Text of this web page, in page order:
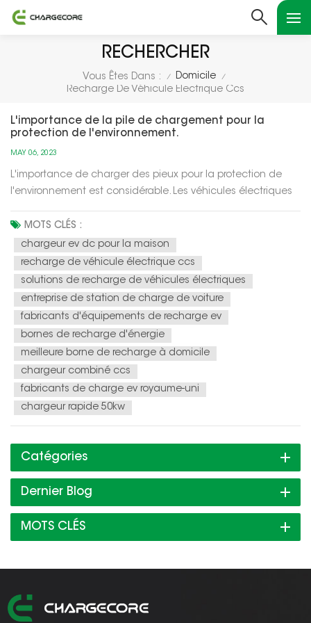
RECHERCHER
Vous Êtes Dans : / Domicile /
Recharge De Véhicule Électrique Ccs
L'importance de la pile de chargement pour la
protection de l'environnement.
MAY 06, 2023
L'importance de charger des pieux pour la protection de
l'environnement est considérable. Les véhicules électriques
réduire les émissions de carbone et la pollution de l'air.
Cependant, l'adoption généralisée des véhicules
électriques dépend de...
MOTS CLÉS :
chargeur ev dc pour la maison
recharge de véhicule électrique ccs
solutions de recharge de véhicules électriques
entreprise de station de charge de voiture
fabricants d'équipements de recharge ev
bornes de recharge d'énergie
meilleure borne de recharge à domicile
chargeur combiné ccs
fabricants de charge ev royaume-uni
chargeur rapide 50kw
Catégories
Dernier Blog
MOTS CLÉS